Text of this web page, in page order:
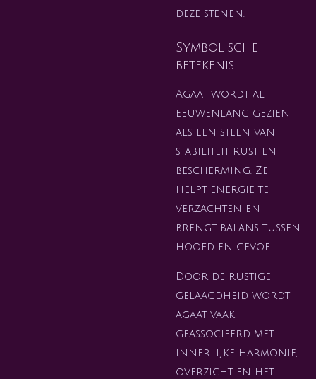
deze stenen.
Symbolische
betekenis
Agaat wordt al
eeuwenlang gezien
als een steen van
stabiliteit, rust en
bescherming. Ze
helpt energie te
verzachten en
brengt balans tussen
hoofd en gevoel.
Door de rustige
gelaagdheid wordt
agaat vaak
geassocieerd met
innerlijke harmonie,
overzicht en het